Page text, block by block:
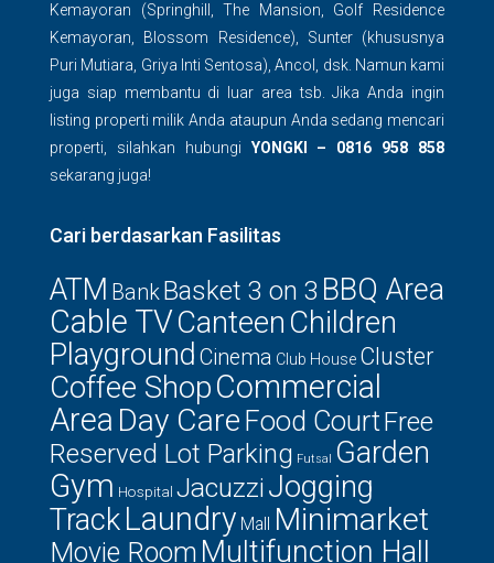
Kemayoran (Springhill, The Mansion, Golf Residence
Kemayoran, Blossom Residence), Sunter (khususnya
Puri Mutiara, Griya Inti Sentosa), Ancol, dsk. Namun kami
juga siap membantu di luar area tsb. Jika Anda ingin
listing properti milik Anda ataupun Anda sedang mencari
properti, silahkan hubungi YONGKI – 0816 958 858
sekarang juga!
Cari berdasarkan Fasilitas
ATM BankBasket 3 on 3 BBQ Area
Cable TVCanteen Children
Playground Cinema Club House Cluster
Coffee ShopCommercial
Area Day Care Food CourtFree
Reserved Lot Parking Futsal Garden
Gym Hospital JacuzziJogging
TrackLaundry Mall Minimarket
Movie Room Multifunction Hall